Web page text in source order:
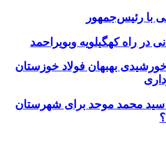
با رئیس‌جمهور
در راه کهگیلویه وبویراحمد
خورشیدی بهبهان فولاد خوزستان
سید محمد موحد برای شهرستان